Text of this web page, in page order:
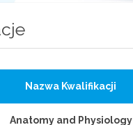
Nazwa Kwalifikacji
Anatomy and Physiology